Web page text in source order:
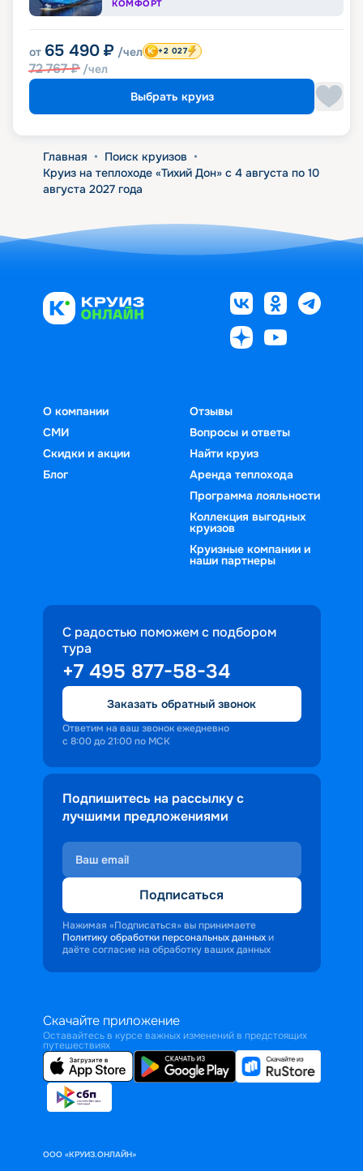
КОМФОРТ
от 65 490 ₽ /чел
72 767₽ /чел
+2 027
Выбрать круиз
Главная • Поиск круизов •
Круиз на теплоходе «Тихий Дон» с 4 августа по 10
августа 2027 года
О компании
СМИ
Скидки и акции
Блог
Отзывы
Вопросы и ответы
Найти круиз
Аренда теплохода
Программа лояльности
Коллекция выгодных
круизов
Круизные компании и
наши партнеры
С радостью поможем с подбором
тура
+7 495 877-58-34
Заказать обратный звонок
Ответим на ваш звонок ежедневно
с 8:00 до 21:00 по МСК
Подпишитесь на рассылку с
лучшими предложениями
Подписаться
Нажимая «Подписаться» вы принимаете
Политику обработки персональных данных и
даёте согласие на обработку ваших данных
Скачайте приложение
Оставайтесь в курсе важных изменений в предстоящих
путешествиях
ООО «КРУИЗ.ОНЛАЙН»